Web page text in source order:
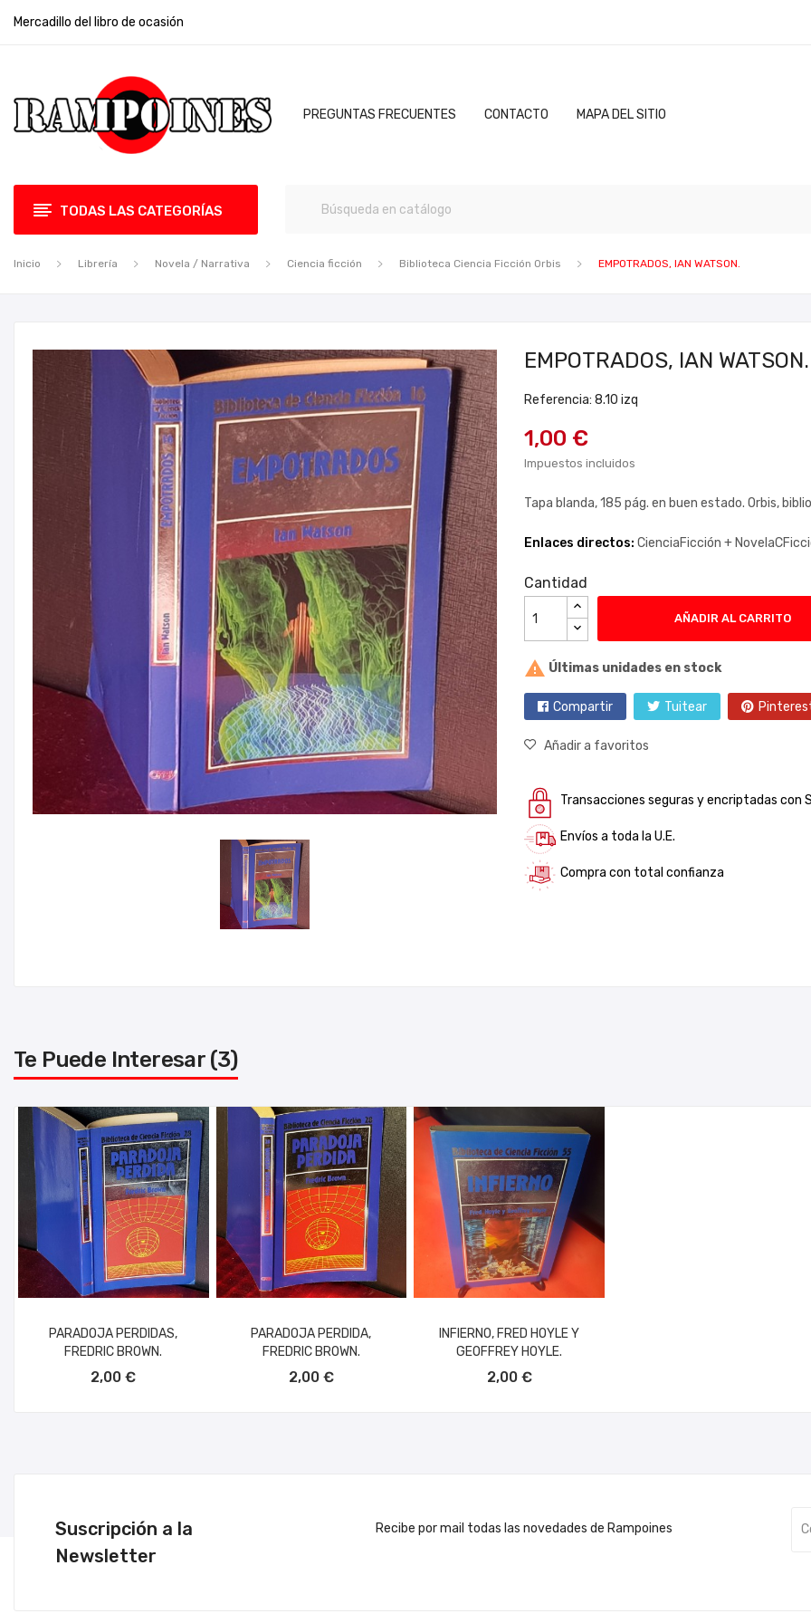
Mercadillo del libro de ocasión
PREGUNTAS FRECUENTES CONTACTO MAPA DEL SITIO
TODAS LAS CATEGORÍAS
Inicio Librería Novela / Narrativa Ciencia ficción Biblioteca Ciencia Ficción Orbis EMPOTRADOS, IAN WATSON.
EMPOTRADOS, IAN WATSON.
Referencia: 8.10 izq
1,00 €
Impuestos incluidos
Tapa blanda, 185 pág. en buen estado. Orbis,
Enlaces directos: CienciaFicción +
Cantidad
AÑADIR AL CARRITO
 Últimas unidades en stock
Compartir Tuitear
Añadir a favoritos
Transacciones seguras y encriptadas con
Envíos a toda la U.E.
Compra con total confianza
Te Puede Interesar (3)
PARADOJA PERDIDAS,
FREDRIC BROWN.
2,00 €
PARADOJA PERDIDA,
FREDRIC BROWN.
2,00 €
INFIERNO, FRED HOYLE Y
GEOFFREY HOYLE.
2,00 €
Suscripción a la
Newsletter
Recibe por mail todas las novedades de Rampoines